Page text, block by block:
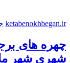
ketabenokhbegan.ir
چهره های
شهری شهر